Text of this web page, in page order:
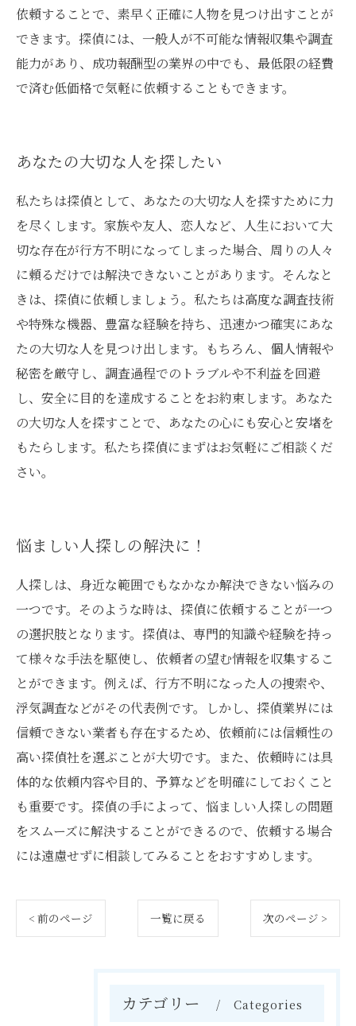
依頼することで、素早く正確に人物を見つけ出すことが
できます。探偵には、一般人が不可能な情報収集や調査
能力があり、成功報酬型の業界の中でも、最低限の経費
で済む低価格で気軽に依頼することもできます。
あなたの大切な人を探したい
私たちは探偵として、あなたの大切な人を探すために力
を尽くします。家族や友人、恋人など、人生において大
切な存在が行方不明になってしまった場合、周りの人々
に頼るだけでは解決できないことがあります。そんなと
きは、探偵に依頼しましょう。私たちは高度な調査技術
や特殊な機器、豊富な経験を持ち、迅速かつ確実にあな
たの大切な人を見つけ出します。もちろん、個人情報や
秘密を厳守し、調査過程でのトラブルや不利益を回避
し、安全に目的を達成することをお約束します。あなた
の大切な人を探すことで、あなたの心にも安心と安堵を
もたらします。私たち探偵にまずはお気軽にご相談くだ
さい。
悩ましい人探しの解決に！
人探しは、身近な範囲でもなかなか解決できない悩みの
一つです。そのような時は、探偵に依頼することが一つ
の選択肢となります。探偵は、専門的知識や経験を持っ
て様々な手法を駆使し、依頼者の望む情報を収集するこ
とができます。例えば、行方不明になった人の捜索や、
浮気調査などがその代表例です。しかし、探偵業界には
信頼できない業者も存在するため、依頼前には信頼性の
高い探偵社を選ぶことが大切です。また、依頼時には具
体的な依頼内容や目的、予算などを明確にしておくこと
も重要です。探偵の手によって、悩ましい人探しの問題
をスムーズに解決することができるので、依頼する場合
には遠慮せずに相談してみることをおすすめします。
< 前のページ 一覧に戻る 次のページ >
カテゴリー Categories